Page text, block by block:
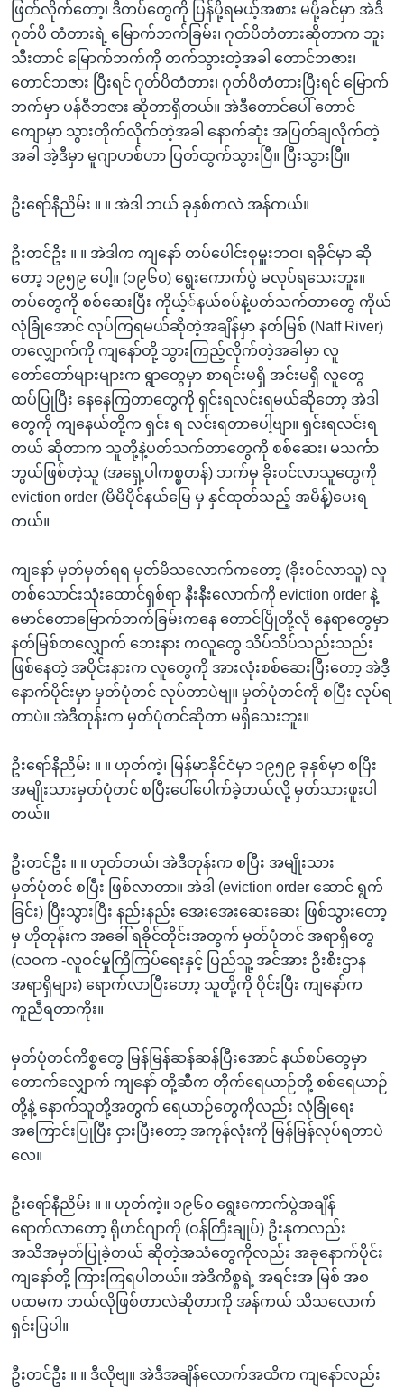
ဖြတ်လိုက်တော့၊ ဒီတပ်တွေကို ပြန်ပို့ရမယ့်အစား မပို့ခင်မှာ အဲဒီ
ဂုတ်ပိ တံတားရဲ့ မြောက်ဘက်ခြမ်း၊ ဂုတ်ပိတံတားဆိုတာက ဘူး
သီးတာင် မြောက်ဘက်ကို တက်သွားတဲ့အခါ တောင်ဘဇား၊
တောင်ဘဇား ပြီးရင် ဂုတ်ပိတံတား၊ ဂုတ်ပိတံတားပြီးရင် မြောက်
ဘက်မှာ ပန်ဇီဘဇား ဆိုတာရှိတယ်။ အဲဒီတောင်ပေါ် တောင်
ကျောမှာ သွားတိုက်လိုက်တဲ့အခါ နောက်ဆုံး အပြတ်ချလိုက်တဲ့
အခါ အဲ့ဒီမှာ မူဂျာဟစ်ဟာ ပြတ်ထွက်သွားပြီ။ ပြီးသွားပြီ။
ဦးရော်နီညိမ်း ။ ။ အဲဒါ ဘယ် ခုနှစ်ကလဲ အန်ကယ်။
ဦးတင်ဦး ။ ။ အဲဒါက ကျနော် တပ်ပေါင်းစုမှူးဘဝ၊ ရခိုင်မှာ ဆို
တော့ ၁၉၅၉ ပေါ့။ (၁၉၆၀) ရွေးကောက်ပွဲ မလုပ်ရသေးဘူး။
တပ်တွေကို စစ်ဆေးပြီး ကိုယ့််နယ်စပ်နဲ့ပတ်သက်တာတွေ ကိုယ်
လုံခြုံအောင် လုပ်ကြရမယ်ဆိုတဲ့အချိန်မှာ နတ်မြစ် (Naff River)
တလျှောက်ကို ကျနော်တို့ သွားကြည့်လိုက်တဲ့အခါမှာ လူ
တော်တော်များများက ရွာတွေမှာ စာရင်းမရှိ အင်းမရှိ လူတွေ
ထပ်ပြုပြီး နေနေကြတာတွေကို ရှင်းရလင်းရမယ်ဆိုတော့ အဲဒါ
တွေကို ကျနေယ်တို့က ရှင်း ရ လင်းရတာပေါ့ဗျာ။ ရှင်းရလင်းရ
တယ် ဆိုတာက သူတို့နဲ့ပတ်သက်တာတွေကို စစ်ဆေး၊ မသင်္ကာ
ဘွယ်ဖြစ်တဲ့သူ (အရှေ့ပါကစ္စတန်) ဘက်မှ ခိုးဝင်လာသူတွေကို
eviction order (မိမိပိုင်နယ်မြေ မှ နှင်ထုတ်သည့် အမိန့်)ပေးရ
တယ်။
ကျနော် မှတ်မှတ်ရရ မှတ်မိသလောက်ကတော့ (ခိုးဝင်လာသူ) လူ
တစ်သောင်းသုံးထောင်ရှစ်ရာ နီးနီးလောက်ကို eviction order နဲ့
မောင်တောမြောက်ဘက်ခြမ်းကနေ တောင်ပြိုတို့လို နေရာတွေမှာ
နတ်မြစ်တလျှောက် ဘေးနား ကလူတွေ သိပ်သိပ်သည်းသည်း
ဖြစ်နေတဲ့ အပိုင်းနားက လူတွေကို အားလုံးစစ်ဆေးပြီးတော့ အဲဒီ့
နောက်ပိုင်းမှာ မှတ်ပုံတင် လုပ်တာပဲဗျ။ မှတ်ပုံတင်ကို စပြီး လုပ်ရ
တာပဲ။ အဲဒီတုန်းက မှတ်ပုံတင်ဆိုတာ မရှိသေးဘူး။
ဦးရော်နီညိမ်း ။ ။ ဟုတ်ကဲ့၊ မြန်မာနိုင်ငံမှာ ၁၉၅၉ ခုနှစ်မှာ စပြီး
အမျိုးသားမှတ်ပုံတင် စပြီးပေါ်ပေါက်ခဲ့တယ်လို့ မှတ်သားဖူးပါ
တယ်။
ဦးတင်ဦး ။ ။ ဟုတ်တယ်၊ အဲဒီတုန်းက စပြီး အမျိုးသား
မှတ်ပုံတင် စပြီး ဖြစ်လာတာ။ အဲဒါ (eviction order ဆောင် ရွက်
ခြင်း) ပြီးသွားပြီး နည်းနည်း အေးအေးဆေးဆေး ဖြစ်သွားတော့
မှ ဟိုတုန်းက အခေါ် ရခိုင်တိုင်းအတွက် မှတ်ပုံတင် အရာရှိတွေ
(လဝက -လူဝင်မှုကြိကြပ်ရေးနှင့် ပြည်သူ့ အင်အား ဦးစီးဌာန
အရာရှိများ) ရောက်လာပြီးတော့ သူတို့ကို ဝိုင်းပြီး ကျနော်က
ကူညီရတာကိုး။
မှတ်ပုံတင်ကိစ္စတွေ မြန်မြန်ဆန်ဆန်ပြီးအောင် နယ်စပ်တွေမှာ
တောက်လျှောက် ကျနော် တို့ဆီက တိုက်ရေယာဉ်တို့ စစ်ရေယာဉ်
တို့နဲ့ နောက်သူတို့အတွက် ရေယာဉ်တွေကိုလည်း လုံခြုံရေး
အကြောင်းပြုပြီး ငှားပြီးတော့ အကုန်လုံးကို မြန်မြန်လုပ်ရတာပဲ
လေ။
ဦးရော်နီညိမ်း ။ ။ ဟုတ်ကဲ့။ ၁၉၆၀ ရွေးကောက်ပွဲအချိန်
ရောက်လာတော့ ရိုဟင်ဂျာကို (ဝန်ကြီးချုပ်) ဦးနုကလည်း
အသိအမှတ်ပြုခဲ့တယ် ဆိုတဲ့အသံတွေကိုလည်း အခုနောက်ပိုင်း
ကျနော်တို့ ကြားကြရပါတယ်။ အဲဒီကိစ္စရဲ့ အရင်းအ မြစ် အစ
ပထမက ဘယ်လိုဖြစ်တာလဲဆိုတာကို အန်ကယ် သိသလောက်
ရှင်းပြပါ။
ဦးတင်ဦး ။ ။ ဒီလိုဗျ။ အဲဒီအချိန်လောက်အထိက ကျနော်လည်း